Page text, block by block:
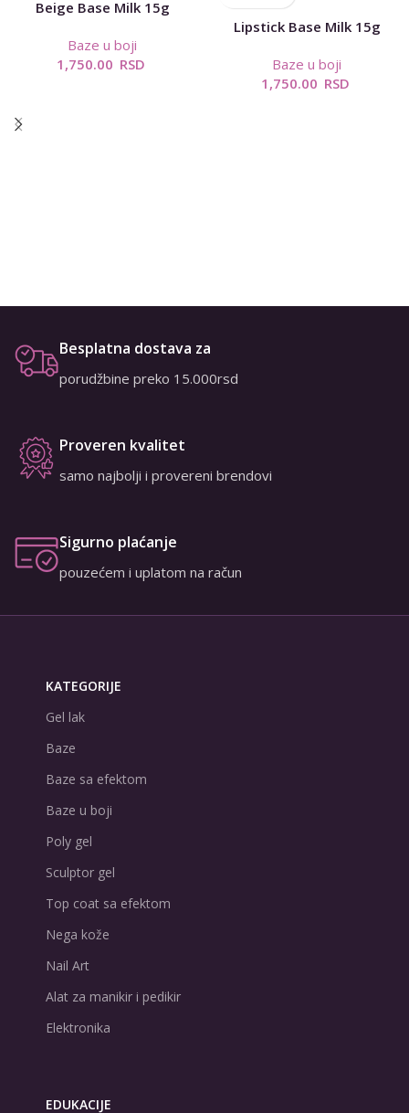
Beige Base Milk 15g
Baze u boji
1,750.00 RSD
Lipstick Base Milk 15g
Baze u boji
1,750.00 RSD
Besplatna dostava za
porudžbine preko 15.000rsd
Proveren kvalitet
samo najbolji i provereni brendovi
Sigurno plaćanje
pouzećem i uplatom na račun
KATEGORIJE
Gel lak
Baze
Baze sa efektom
Baze u boji
Poly gel
Sculptor gel
Top coat sa efektom
Nega kože
Nail Art
Alat za manikir i pedikir
Elektronika
EDUKACIJE